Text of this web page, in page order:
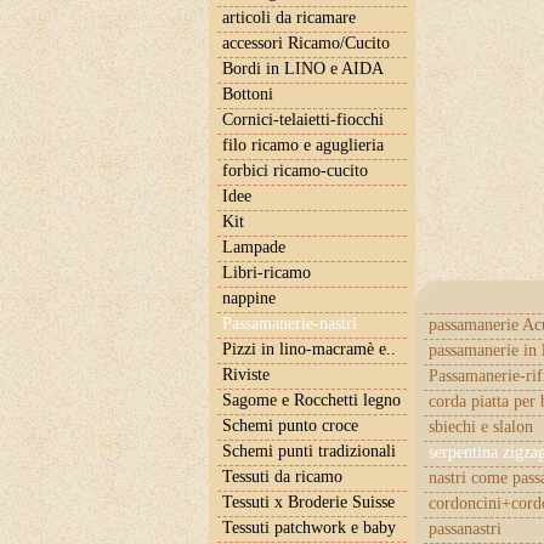
articoli da ricamare
accessori Ricamo/Cucito
Bordi in LINO e AIDA
Bottoni
Cornici-telaietti-fiocchi
filo ricamo e aguglieria
forbici ricamo-cucito
Idee
Kit
Lampade
Libri-ricamo
nappine
Passamanerie-nastri
passamanerie
passamanerie in
Passamanerie-
corda piatta per
sbiechi e slalon
serpentina zigzag
nastri come
passanastri
Pizzi in lino-macramè e..
Riviste
Sagome e Rocchetti legno
Schemi punto croce
Schemi punti tradizionali
Tessuti da ricamo
Tessuti x Broderie Suisse
Tessuti patchwork e baby